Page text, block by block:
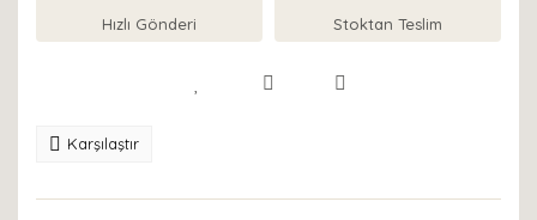
Hızlı Gönderi Stoktan Teslim
Karşılaştır